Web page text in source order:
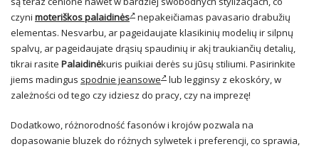
czyni moteriškos palaidinės
nepakeičiamas pavasario drabužių
elementas. Nesvarbu, ar pageidaujate klasikinių modelių ir silpnų
spalvų, ar pageidaujate drąsių spaudinių ir akį traukiančių detalių,
tikrai rasite Palaidinėkuris puikiai derės su jūsų stiliumi. Pasirinkite
jiems madingus spodnie jeansowe
lub legginsy z ekoskóry, w
zależności od tego czy idziesz do pracy, czy na imprezę!
Dodatkowo, różnorodność fasonów i krojów pozwala na
dopasowanie bluzek do różnych sylwetek i preferencji, co sprawia,